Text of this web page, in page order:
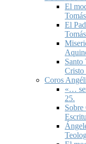
El
El
Santo
Cristo
Coros
«…
25.
Sobre